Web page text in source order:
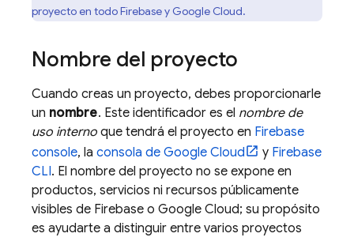
proyecto en todo Firebase y Google Cloud.
Nombre del proyecto
Cuando creas un proyecto, debes proporcionarle
un nombre. Este identificador es el nombre de
uso interno que tendrá el proyecto en Firebase
console, la consola de Google Cloud y Firebase
CLI. El nombre del proyecto no se expone en
productos, servicios ni recursos públicamente
visibles de Firebase o Google Cloud; su propósito
es ayudarte a distinguir entre varios proyectos